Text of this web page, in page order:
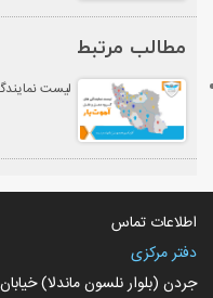
مطالب مرتبط
لیست
اطلاعات تماس
دفتر مرکزی
جردن (بلوار نلسون ماندلا) خیابان صانعی